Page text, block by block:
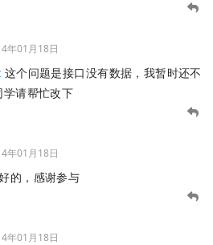
年01月18日
这个问题是接口没有数据，我暂时还不
请帮忙改下
年01月18日
的，感谢参与
年01月18日